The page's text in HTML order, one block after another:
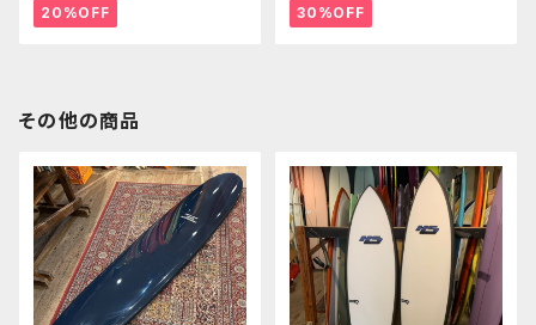
20%OFF 30%OFF
その他の商品